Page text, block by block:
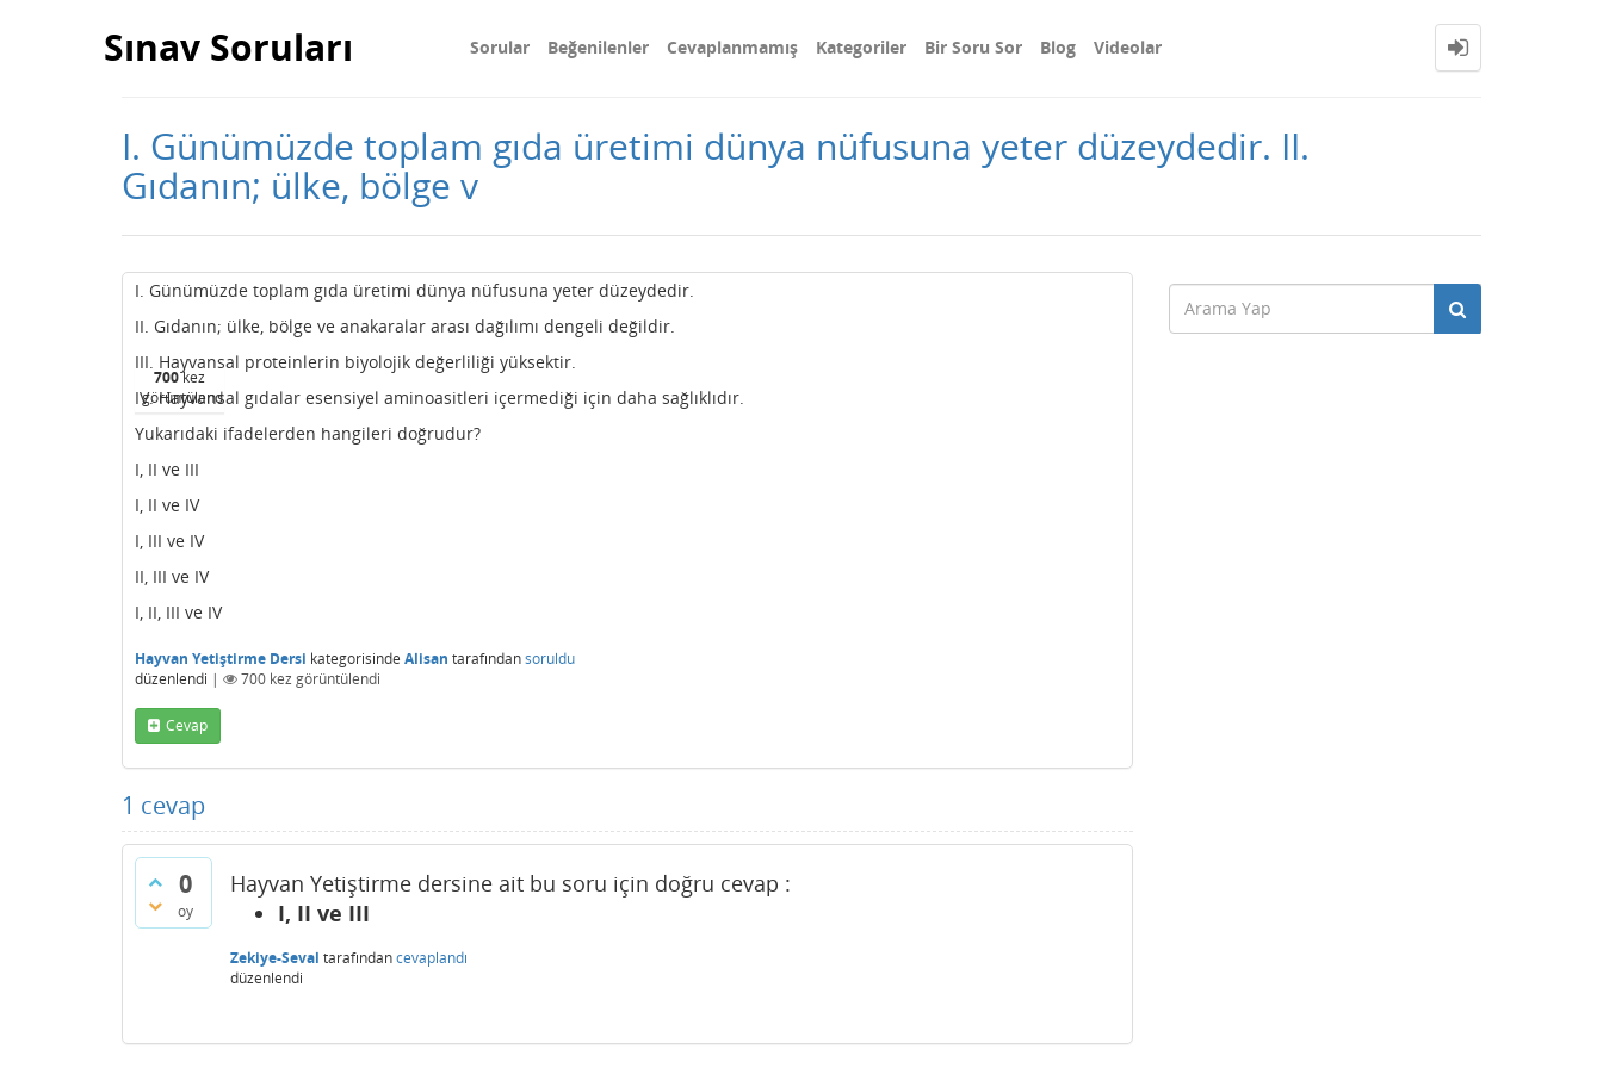
Sınav Soruları Sorular Beğenilenler Cevaplanmamış Kategoriler Bir Soru Sor Blog Videolar
I. Günümüzde toplam gıda üretimi dünya nüfusuna yeter düzeydedir. II.
Gıdanın; ülke, bölge v
700kez
görüntülendi
I. Günümüzde toplam gıda üretimi dünya nüfusuna yeter düzeydedir.
II. Gıdanın; ülke, bölge ve anakaralar arası dağılımı dengeli değildir.
III. Hayvansal proteinlerin biyolojik değerliliği yüksektir.
IV. Hayvansal gıdalar esensiyel aminoasitleri içermediği için daha sağlıklıdır.
Yukarıdaki ifadelerden hangileri doğrudur?
I, II ve III
I, II ve IV
I, III ve IV
II, III ve IV
I, II, III ve IV
Hayvan Yetiştirme Dersi kategorisinde Alisan tarafındansoruldu
düzenlendi | 700 kez görüntülendi
Cevap
1 cevap
0
oy
Hayvan Yetiştirme dersine ait bu soru için doğru cevap :
I, II ve III
Zekiye-Seval tarafındancevaplandı
düzenlendi